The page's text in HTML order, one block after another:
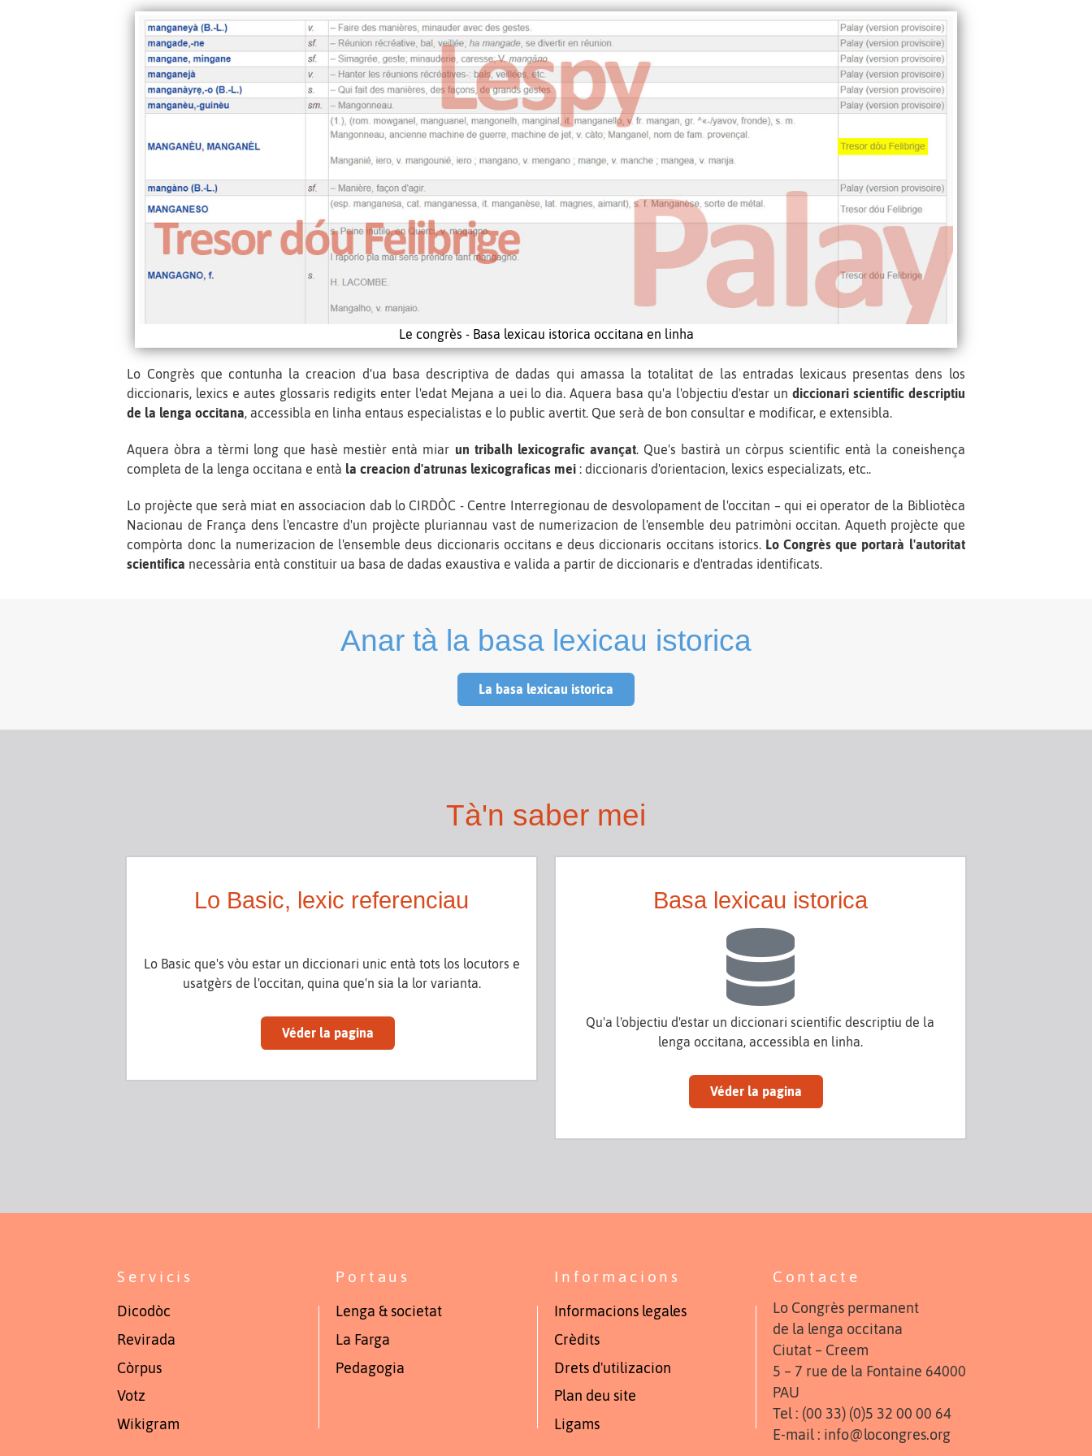
Le congrès - Basa lexicau istorica occitana en linha
Lo Congrès que contunha la creacion d'ua basa descriptiva de dadas qui amassa la totalitat de las entradas lexicaus presentas dens los
diccionaris, lexics e autes glossaris redigits enter l'edat Mejana a uei lo dia. Aquera basa qu'a l'objectiu d'estar un diccionari scientific descriptiu
de la lenga occitana, accessibla en linha entaus especialistas e lo public avertit. Que serà de bon consultar e modificar, e extensibla.
Aquera òbra a tèrmi long que hasè mestièr entà miar un tribalh lexicografic avançat. Que's bastirà un còrpus scientific entà la coneishença
completa de la lenga occitana e entà la creacion d'atrunas lexicograficas mei : diccionaris d'orientacion, lexics especializats, etc..
Lo projècte que serà miat en associacion dab lo CIRDÒC - Centre Interregionau de desvolopament de l'occitan – qui ei operator de la Bibliotèca
Nacionau de França dens l'encastre d'un projècte pluriannau vast de numerizacion de l'ensemble deu patrimòni occitan. Aqueth projècte que
compòrta donc la numerizacion de l'ensemble deus diccionaris occitans e deus diccionaris occitans istorics. Lo Congrès que portarà l'autoritat
scientifica necessària entà constituir ua basa de dadas exaustiva e valida a partir de diccionaris e d'entradas identificats.
Anar tà la basa lexicau istorica
La basa lexicau istorica
Tà'n saber mei
Lo Basic, lexic referenciau
Lo Basic que's vòu estar un diccionari unic entà tots los locutors e
usatgèrs de l'occitan, quina que'n sia la lor varianta.
Véder la pagina
Basa lexicau istorica
Qu'a l'objectiu d'estar un diccionari scientific descriptiu de la
lenga occitana, accessibla en linha.
Véder la pagina
Servicis
Dicodòc
Revirada
Còrpus
Votz
Wikigram
Portaus
Lenga & societat
La Farga
Pedagogia
Informacions
Informacions legales
Crèdits
Drets d'utilizacion
Plan deu site
Ligams
Contacte
Lo Congrès permanent
de la lenga occitana
Ciutat – Creem
5 – 7 rue de la Fontaine 64000
PAU
Tel : (00 33) (0)5 32 00 00 64
E-mail : info@locongres.org